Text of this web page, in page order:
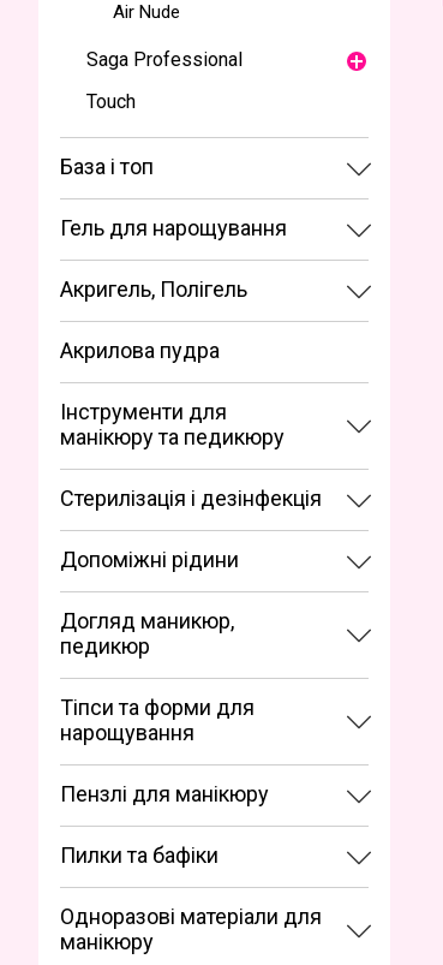
Air Nude
Saga Professional
Touch
База і топ
Гель для нарощування
Акригель, Полігель
Акрилова пудра
Інструменти для
манікюру та педикюру
Стерилізація і дезінфекція
Допоміжні рідини
Догляд маникюр,
педикюр
Тіпси та форми для
нарощування
Пензлі для манікюру
Пилки та бафіки
Одноразові матеріали для
манікюру